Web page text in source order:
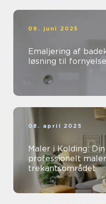
09. juni 2025
Emaljering af
løsning til
08. april 2025
Maler i Kolding:
professionelt
trekantsområdet